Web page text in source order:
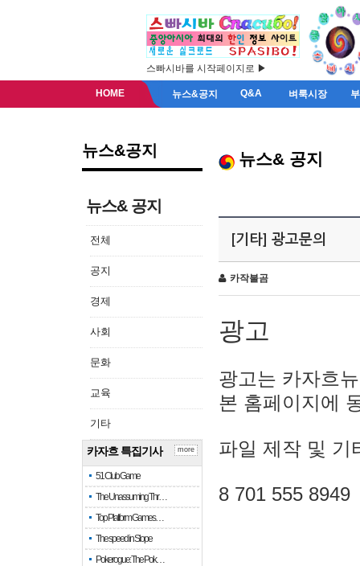
스빠시바를 시작페이지로 ▶
HOME 뉴스&공지 Q&A 벼룩시장
뉴스&공지
뉴스& 공지
전체
공지
경제
사회
문화
교육
기타
카자흐 특집기사
51 Club Game
The Unassuming Thr…
Top Platform Games…
The speed in Slope
Pokerogue: The Pok…
more
뉴스& 공지
[기타] 광고문의
카작불곰
광고
광고는 카자흐
본 홈페이지에
파일 제작 및 기
8 701 555 8949